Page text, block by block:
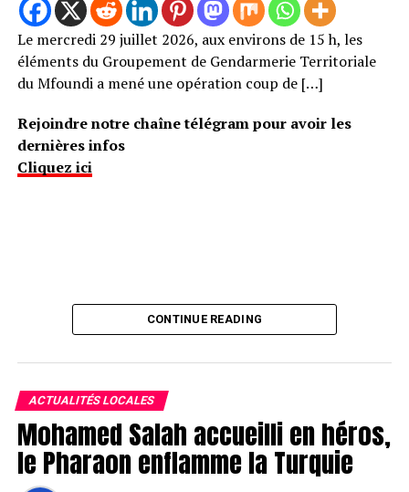
Le mercredi 29 juillet 2026, aux environs de 15 h, les
éléments du Groupement de Gendarmerie Territoriale
du Mfoundi a mené une opération coup de […]
Rejoindre notre chaîne télégram pour avoir les
dernières infos
Cliquez ici
CONTINUE READING
ACTUALITÉS LOCALES
Mohamed Salah accueilli en héros,
le Pharaon enflamme la Turquie